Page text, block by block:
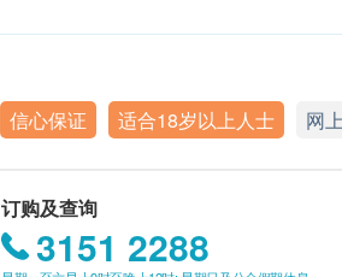
信心保证 适合18岁以上人士 网
订购及查询
3151 2288